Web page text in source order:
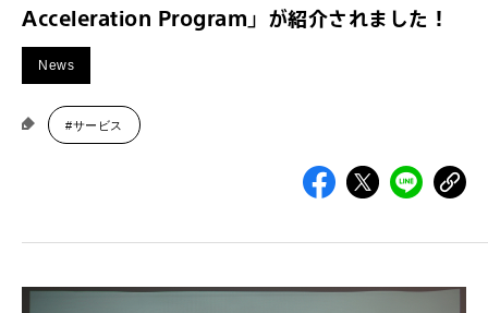
Acceleration Program」が紹介されました！
News
#サービス
FAQ&個人お問い合わせは以下のボタンからお願いします。
FAQ & 個人お問い合わせ